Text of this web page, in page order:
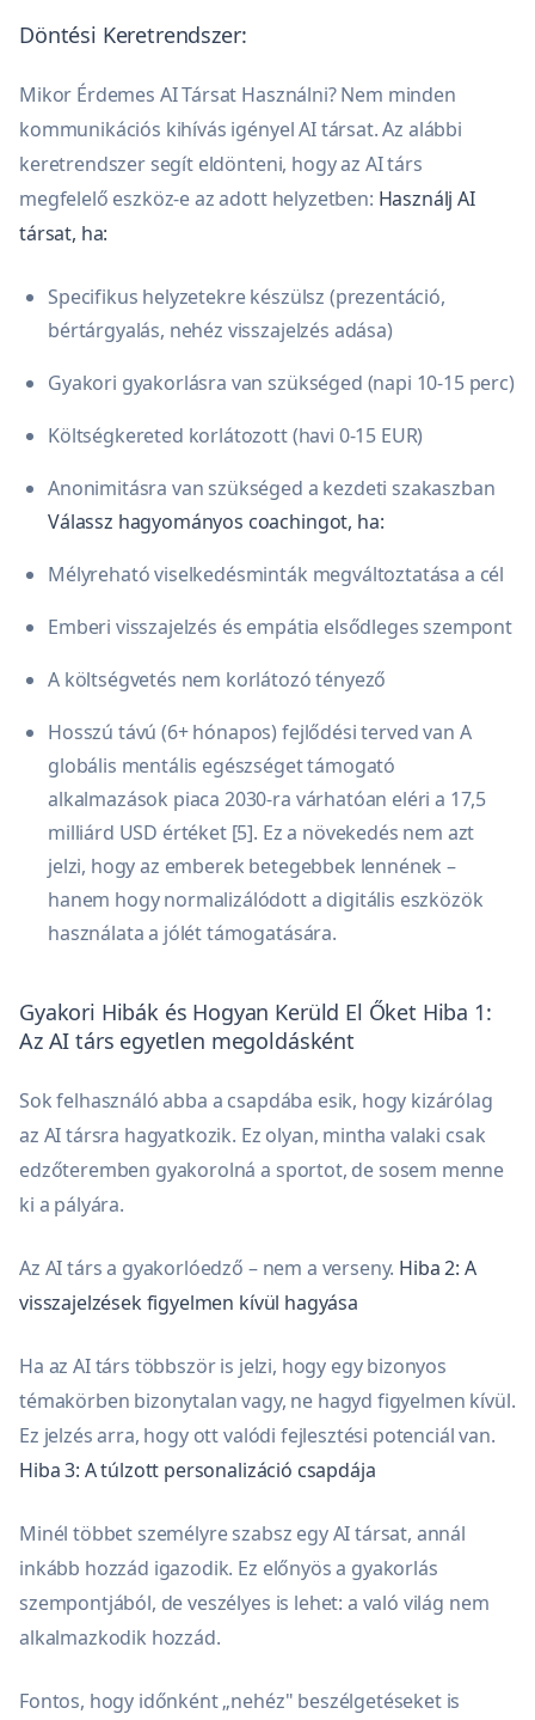
Döntési Keretrendszer:
Mikor Érdemes AI Társat Használni? Nem minden
kommunikációs kihívás igényel AI társat. Az alábbi
keretrendszer segít eldönteni, hogy az AI társ
megfelelő eszköz-e az adott helyzetben: Használj AI
társat, ha:
Specifikus helyzetekre készülsz (prezentáció,
bértárgyalás, nehéz visszajelzés adása)
Gyakori gyakorlásra van szükséged (napi 10-15 perc)
Költségkereted korlátozott (havi 0-15 EUR)
Anonimitásra van szükséged a kezdeti szakaszban
Válassz hagyományos coachingot, ha:
Mélyreható viselkedésminták megváltoztatása a cél
Emberi visszajelzés és empátia elsődleges szempont
A költségvetés nem korlátozó tényező
Hosszú távú (6+ hónapos) fejlődési terved van A
globális mentális egészséget támogató
alkalmazások piaca 2030-ra várhatóan eléri a 17,5
milliárd USD értéket [5]. Ez a növekedés nem azt
jelzi, hogy az emberek betegebbek lennének –
hanem hogy normalizálódott a digitális eszközök
használata a jólét támogatására.
Gyakori Hibák és Hogyan Kerüld El Őket Hiba 1:
Az AI társ egyetlen megoldásként
Sok felhasználó abba a csapdába esik, hogy kizárólag
az AI társra hagyatkozik. Ez olyan, mintha valaki csak
edzőteremben gyakorolná a sportot, de sosem menne
ki a pályára.
Az AI társ a gyakorlóedző – nem a verseny. Hiba 2: A
visszajelzések figyelmen kívül hagyása
Ha az AI társ többször is jelzi, hogy egy bizonyos
témakörben bizonytalan vagy, ne hagyd figyelmen kívül.
Ez jelzés arra, hogy ott valódi fejlesztési potenciál van.
Hiba 3: A túlzott personalizáció csapdája
Minél többet személyre szabsz egy AI társat, annál
inkább hozzád igazodik. Ez előnyös a gyakorlás
szempontjából, de veszélyes is lehet: a való világ nem
alkalmazkodik hozzád.
Fontos, hogy időnként „nehéz" beszélgetéseket is